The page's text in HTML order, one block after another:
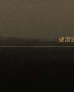
健康